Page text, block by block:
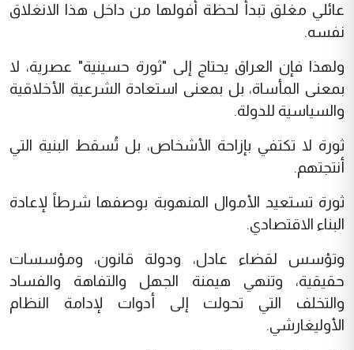
عائلي مغلق تبدأ لحظة أفولها من داخل هذا الانغلاق
نفسه.
ولهذا فإن العراق يحتاج إلى "ثورة حسينية" عصرية، لا
بمعنى المأساة، بل بمعنى استعادة الشرعية الأخلاقية
والسياسية للدولة.
ثورة لا تكتفي بإزاحة الأشخاص، بل تُسقط البنية التي
أنتجتهم.
ثورة تستعيد الأموال المنهوبة بوصفها شرطاً لإعادة
البناء الاقتصادي.
وتؤسس لقضاء عادل، ودولة قانون، ومؤسسات
حقيقية، وتنهي هيمنة الجهل والتفاهة والفساد
والتخلف التي تحولت إلى أدوات لإدامة النظام
الأوليغارشي.